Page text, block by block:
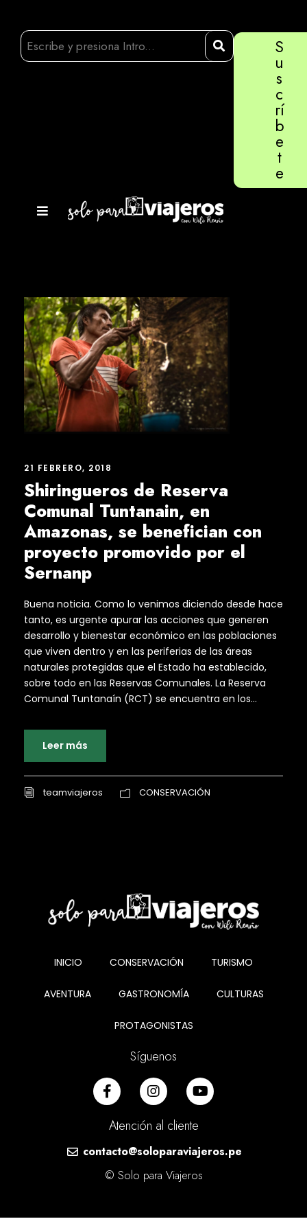
S
u
s
c
rí
b
e
t
e
21 FEBRERO, 2018
Shiringueros de Reserva
Comunal Tuntanain, en
Amazonas, se benefician con
proyecto promovido por el
Sernanp
Buena noticia. Como lo venimos diciendo desde hace
tanto, es urgente apurar las acciones que generen
desarrollo y bienestar económico en las poblaciones
que viven dentro y en las periferias de las áreas
naturales protegidas que el Estado ha establecido,
sobre todo en las Reservas Comunales. La Reserva
Comunal Tuntanaín (RCT) se encuentra en los...
Leer más
teamviajeros CONSERVACIÓN
INICIO CONSERVACIÓN TURISMO
AVENTURA GASTRONOMÍA CULTURAS
PROTAGONISTAS
Síguenos
Atención al cliente
contacto@soloparaviajeros.pe
© Solo para Viajeros